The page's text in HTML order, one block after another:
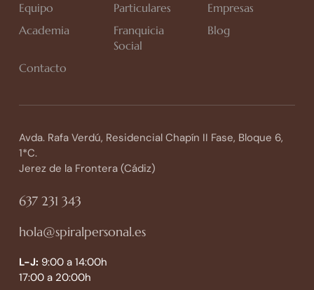
Equipo Particulares
Empresas
Academia
Franquicia
Social
Blog
Contacto
Avda. Rafa Verdú, Residencial Chapín II Fase, Bloque 6,
1*C.
Jerez de la Frontera (Cádiz)
637 231 343
hola@spiralpersonal.es
L-J: 9:00 a 14:00h
17:00 a 20:00h